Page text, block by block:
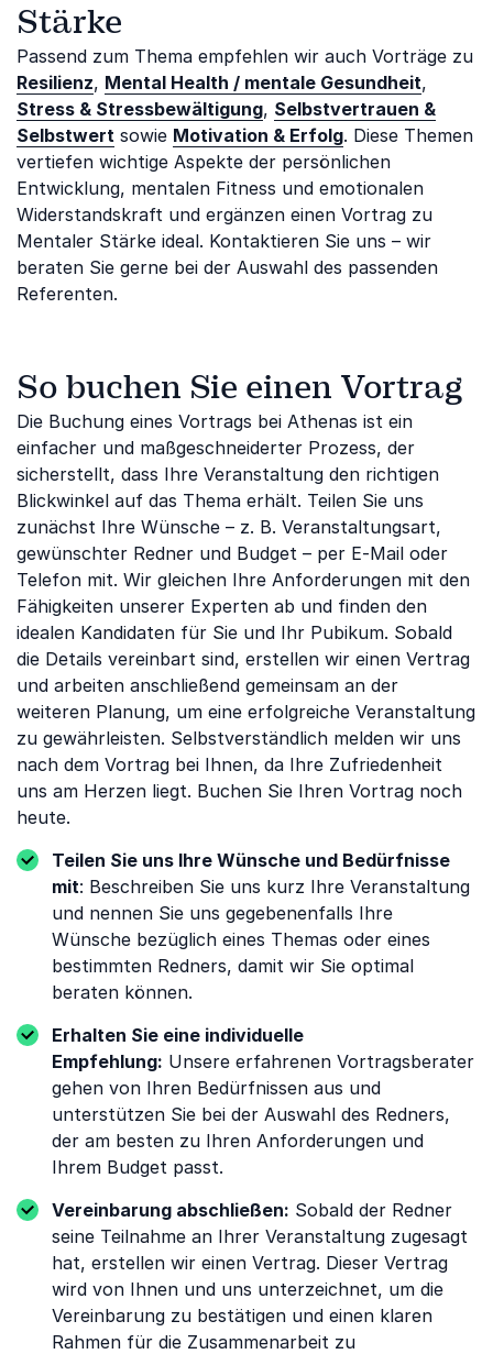
Stärke
Passend zum Thema empfehlen wir auch Vorträge zu
Resilienz, Mental Health / mentale Gesundheit,
Stress & Stressbewältigung, Selbstvertrauen &
Selbstwert sowie Motivation & Erfolg. Diese Themen
vertiefen wichtige Aspekte der persönlichen
Entwicklung, mentalen Fitness und emotionalen
Widerstandskraft und ergänzen einen Vortrag zu
Mentaler Stärke ideal. Kontaktieren Sie uns – wir
beraten Sie gerne bei der Auswahl des passenden
Referenten.
So buchen Sie einen Vortrag
Die Buchung eines Vortrags bei Athenas ist ein
einfacher und maßgeschneiderter Prozess, der
sicherstellt, dass Ihre Veranstaltung den richtigen
Blickwinkel auf das Thema erhält. Teilen Sie uns
zunächst Ihre Wünsche – z. B. Veranstaltungsart,
gewünschter Redner und Budget – per E-Mail oder
Telefon mit. Wir gleichen Ihre Anforderungen mit den
Fähigkeiten unserer Experten ab und finden den
idealen Kandidaten für Sie und Ihr Pubikum. Sobald
die Details vereinbart sind, erstellen wir einen Vertrag
und arbeiten anschließend gemeinsam an der
weiteren Planung, um eine erfolgreiche Veranstaltung
zu gewährleisten. Selbstverständlich melden wir uns
nach dem Vortrag bei Ihnen, da Ihre Zufriedenheit
uns am Herzen liegt. Buchen Sie Ihren Vortrag noch
heute.
Teilen Sie uns Ihre Wünsche und Bedürfnisse
mit: Beschreiben Sie uns kurz Ihre Veranstaltung
und nennen Sie uns gegebenenfalls Ihre
Wünsche bezüglich eines Themas oder eines
bestimmten Redners, damit wir Sie optimal
beraten können.
Erhalten Sie eine individuelle
Empfehlung: Unsere erfahrenen Vortragsberater
gehen von Ihren Bedürfnissen aus und
unterstützen Sie bei der Auswahl des Redners,
der am besten zu Ihren Anforderungen und
Ihrem Budget passt.
Vereinbarung abschließen: Sobald der Redner
seine Teilnahme an Ihrer Veranstaltung zugesagt
hat, erstellen wir einen Vertrag. Dieser Vertrag
wird von Ihnen und uns unterzeichnet, um die
Vereinbarung zu bestätigen und einen klaren
Rahmen für die Zusammenarbeit zu